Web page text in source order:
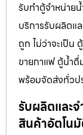
รับทำตู้จำหน่าย
บริการรับผลิตแ
ถูก ไม่ว่าจะเป็
ขายกาแฟ ตู้น้ำ
พร้อมจัดส่งทั่วป
รับผลิตและ
สินค้าอัตโน